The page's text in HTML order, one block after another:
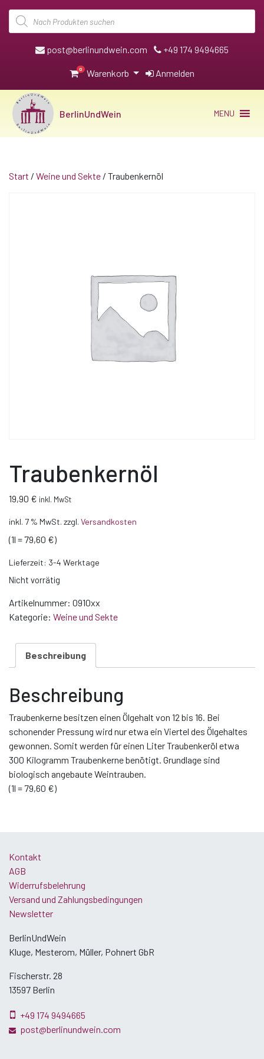
Products
search
post@berlinundwein.com +49 174 9494665
0 Warenkorb Anmelden
BerlinUndWein MENU
Start / Weine und Sekte / Traubenkernöl
Traubenkernöl
19,90 € inkl. MwSt
inkl. 7 % MwSt. zzgl. Versandkosten
(1l = 79,60 €)
Lieferzeit: 3-4 Werktage
Nicht vorrätig
Artikelnummer: 0910xx
Kategorie: Weine und Sekte
Beschreibung
Beschreibung
Traubenkerne besitzen einen Ölgehalt von 12 bis 16. Bei
schonender Pressung wird nur etwa ein Viertel des Ölgehaltes
gewonnen. Somit werden für einen Liter Traubenkeröl etwa
300 Kilogramm Traubenkerne benötigt. Grundlage sind
biologisch angebaute Weintrauben.
(1l = 79,60 €)
Kontakt
AGB
Widerrufsbelehrung
Versand und Zahlungsbedingungen
Newsletter
BerlinUndWein
Kluge, Mesterom, Müller, Pohnert GbR
Fischerstr. 28
13597 Berlin
+49 174 9494665
post@berlinundwein.com